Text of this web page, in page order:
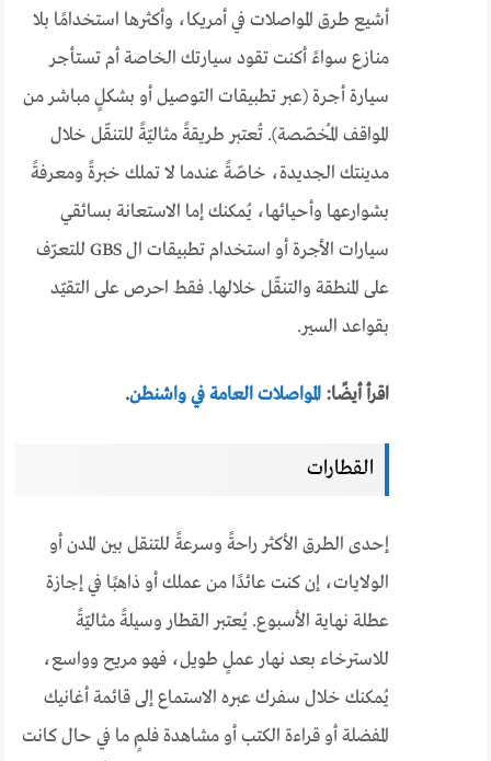
أشيع طرق المواصلات في أمريكا، وأكثرها استخدامًا بلا
منازع سواءً أكنت تقود سيارتك الخاصة أم تستأجر
سيارة أجرة (عبر تطبيقات التوصيل أو بشكلٍ مباشر من
المواقف المُخصّصة). تُعتبر طريقةً مثاليّةً للتنقّل خلال
مدينتك الجديدة، خاصّةً عندما لا تملك خبرةً ومعرفةً
بشوارعها وأحيائها، يُمكنك إما الاستعانة بسائقي
سيارات الأجرة أو استخدام تطبيقات ال GBS للتعرّف
على المنطقة والتنقّل خلالها. فقط احرص على التقيّد
بقواعد السير.
اقرأ أيضًا:المواصلات العامة في واشنطن.
القطارات
إحدى الطرق الأكثر راحةً وسرعةً للتنقل بين المدن أو
الولايات، إن كنت عائدًا من عملك أو ذاهبًا في إجازة
عطلة نهاية الأسبوع. يُعتبر القطار وسيلةً مثاليّةً
للاسترخاء بعد نهار عملٍ طويل، فهو مريح وواسع،
يُمكنك خلال سفرك عبره الاستماع إلى قائمة أغانيك
المفضلة أو قراءة الكتب أو مشاهدة فلمٍ ما في حال كانت